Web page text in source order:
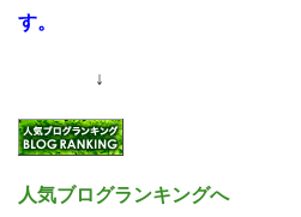
す。
↓
人気ブログランキングへ